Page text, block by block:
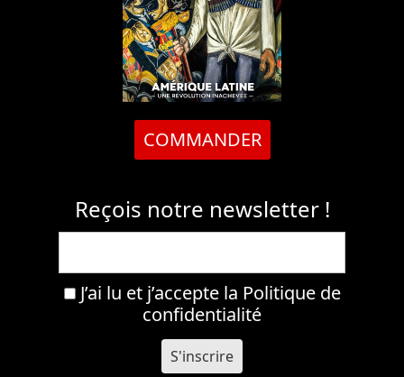
COMMANDER
Reçois notre newsletter !
J’ai lu et j’accepte la Politique de
confidentialité